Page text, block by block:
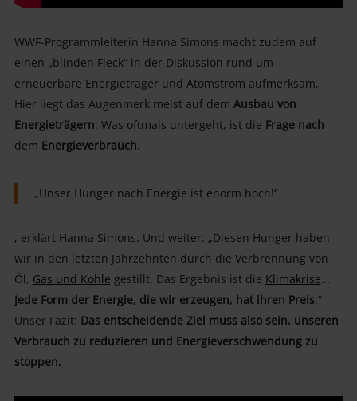
WWF-Programmleiterin Hanna Simons macht zudem auf
einen „blinden Fleck“ in der Diskussion rund um
erneuerbare Energieträger und Atomstrom aufmerksam.
Hier liegt das Augenmerk meist auf dem Ausbau von
Energieträgern. Was oftmals untergeht, ist die Frage nach
dem Energieverbrauch.
„Unser Hunger nach Energie ist enorm hoch!“
, erklärt Hanna Simons. Und weiter: „Diesen Hunger haben
wir in den letzten Jahrzehnten durch die Verbrennung von
Öl, Gas und Kohle gestillt. Das Ergebnis ist die Klimakrise…
Jede Form der Energie, die wir erzeugen, hat ihren Preis.“
Unser Fazit: Das entscheidende Ziel muss also sein, unseren
Verbrauch zu reduzieren und Energieverschwendung zu
stoppen.